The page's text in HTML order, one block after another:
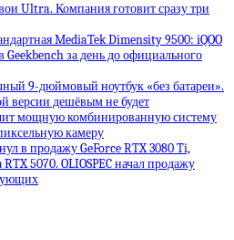
Ultra. Компания готовит сразу три
MediaTek Dimensity 9500: iQOO
Geekbench за день до официального
9-дюймовый ноутбук «без батареи».
версии дешёвым не будет
мощную комбинированную систему
камеру
в продажу GeForce RTX 3080 Ti,
5070. OLIOSPEC начал продажу